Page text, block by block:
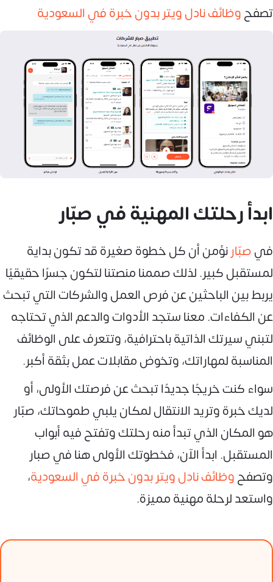
تصفحوظائف نادل ويتر بدون خبرة في السعودية
ابدأ رحلتك المهنية في صبّار
فيصبّارنؤمن أن كل خطوة صغيرة قد تكون بداية
لمستقبل كبير. لذلك صممنا منصتنا لتكون جسرًا حقيقيًا
يربط بين الباحثين عن فرص العمل والشركات التي تبحث
عن الكفاءات. معنا ستجد الأدوات والدعم الذي تحتاجه
لتبني سيرتك الذاتية باحترافية، وتتعرف على الوظائف
المناسبة لمهاراتك، وتخوض مقابلات عمل بثقة أكبر.
سواء كنت خريجًا جديدًا تبحث عن فرصتك الأولى، أو
لديك خبرة وتريد الانتقال لمكان يلبي طموحاتك، صبّار
هو المكان الذي تبدأ منه رحلتك وتفتح فيه أبواب
المستقبل. ابدأ الآن، فخطوتك الأولى هنا في صبار
وتصفحوظائف نادل ويتر بدون خبرة في السعودية،
واستعد لرحلة مهنية مميزة.